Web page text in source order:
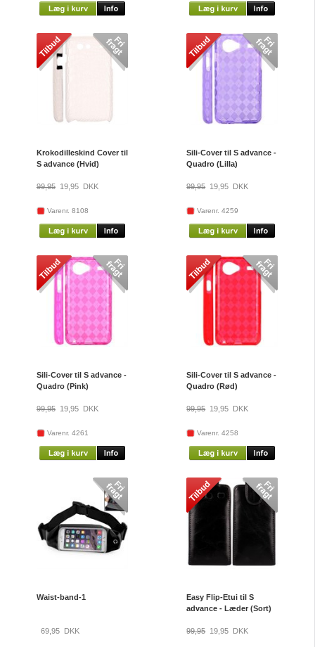
Krokodilleskind Cover til
S advance (Hvid)
99,95 19,95DKK
Varenr. 8108
Sili-Cover til S advance -
Quadro (Lilla)
99,95 19,95 DKK
Varenr. 4259
Sili-Cover til S advance -
Quadro (Pink)
99,95 19,95DKK
Varenr. 4261
Sili-Cover til S advance -
Quadro (Rød)
99,95 19,95 DKK
Varenr. 4258
Waist-band-1
69,95DKK
Easy Flip-Etui til S
advance - Læder (Sort)
99,95 19,95 DKK